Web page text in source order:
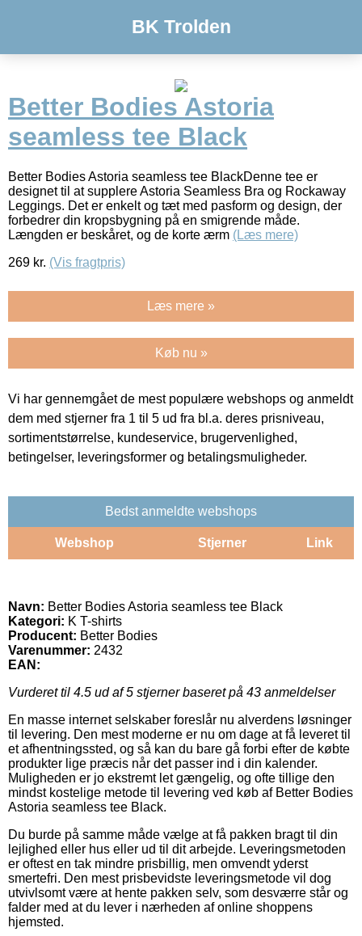
BK Trolden
Better Bodies Astoria
seamless tee Black
Better Bodies Astoria seamless tee BlackDenne tee er
designet til at supplere Astoria Seamless Bra og Rockaway
Leggings. Det er enkelt og tæt med pasform og design, der
forbedrer din kropsbygning på en smigrende måde.
Længden er beskåret, og de korte ærm (Læs mere)
269 kr. (Vis fragtpris)
Læs mere »
Køb nu »
Vi har gennemgået de mest populære webshops og anmeldt
dem med stjerner fra 1 til 5 ud fra bl.a. deres prisniveau,
sortimentstørrelse, kundeservice, brugervenlighed,
betingelser, leveringsformer og betalingsmuligheder.
Bedst anmeldte webshops
Webshop Stjerner Link
Navn: Better Bodies Astoria seamless tee Black
Kategori: K T-shirts
Producent: Better Bodies
Varenummer: 2432
EAN:
Vurderet til 4.5 ud af 5 stjerner baseret på 43 anmeldelser
En masse internet selskaber foreslår nu alverdens løsninger
til levering. Den mest moderne er nu om dage at få leveret til
et afhentningssted, og så kan du bare gå forbi efter de købte
produkter lige præcis når det passer ind i din kalender.
Muligheden er jo ekstremt let gængelig, og ofte tillige den
mindst kostelige metode til levering ved køb af Better Bodies
Astoria seamless tee Black.
Du burde på samme måde vælge at få pakken bragt til din
lejlighed eller hus eller ud til dit arbejde. Leveringsmetoden
er oftest en tak mindre prisbillig, men omvendt yderst
smertefri. Den mest prisbevidste leveringsmetode vil dog
utvivlsomt være at hente pakken selv, som desværre står og
falder med at du lever i nærheden af online shoppens
hjemsted.